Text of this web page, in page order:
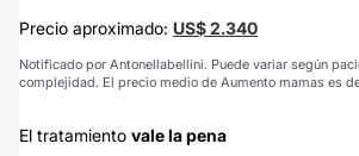
Precio aproximado: US$ 2.340
Notificado por Antonellabellini. Puede variar según
complejidad. El precio medio de Aumento mamas es
El tratamiento vale la pena